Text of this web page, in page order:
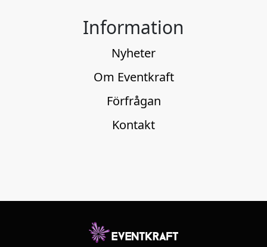
Information
Nyheter
Om Eventkraft
Förfrågan
Kontakt